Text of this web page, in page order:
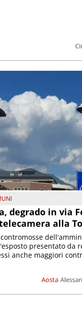
degrado in via
alla
Aosta
presentato da
anche maggiori